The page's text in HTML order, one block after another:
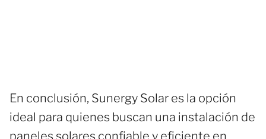
En conclusión, Sunergy Solar es la opción
ideal para quienes buscan una instalación de
paneles solares confiable y eficiente en